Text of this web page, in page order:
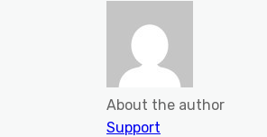
About the author
Support